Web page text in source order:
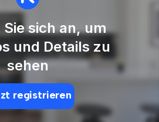
sich an, um
und Details zu
sehen
registrieren